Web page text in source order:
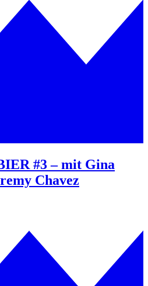
#3 – mit Gina
Chavez